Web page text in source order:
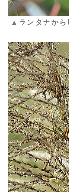
▲ランタナから